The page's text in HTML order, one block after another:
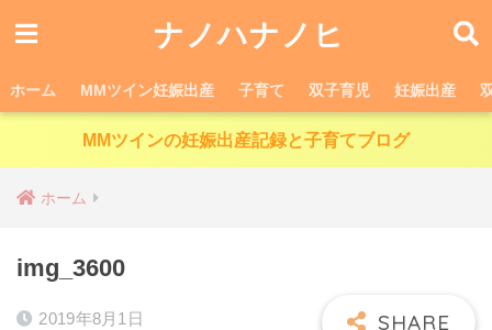
ナノハナノヒ
ホーム MMツイン妊娠出産 子育て 双子育児 妊娠出産
MMツインの妊娠出産記録と子育てブログ
ホーム
img_3600
2019年8月1日